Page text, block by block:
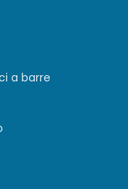
a barre